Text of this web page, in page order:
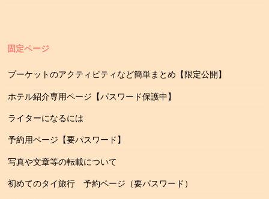
固定ページ
プーケットのアクティビティなど簡単まとめ【限定公開】
ホテル紹介専用ページ【パスワード保護中】
ライターになるには
予約用ページ【要パスワード】
写真や文章等の転載について
初めてのタイ旅行 予約ページ（要パスワード）